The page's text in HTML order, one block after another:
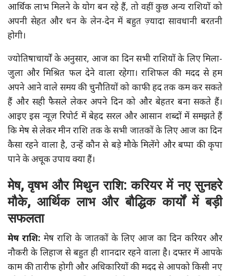
आर्थिक लाभ मिलने के योग बन रहे हैं, तो वहीं कुछ अन्य राशियों को
अपनी सेहत और धन के लेन-देन में बहुत ज़्यादा सावधानी बरतनी
होगी।
ज्योतिषाचार्यों के अनुसार, आज का दिन सभी राशियों के लिए मिला-
जुला और मिश्रित फल देने वाला रहेगा। राशिफल की मदद से हम
अपने आने वाले समय की चुनौतियों को काफी हद तक कम कर सकते
हैं और सही फैसले लेकर अपने दिन को और बेहतर बना सकते हैं।
आइए इस न्यूज़ रिपोर्ट में बेहद सरल और आसान शब्दों में समझते हैं
कि मेष से लेकर मीन राशि तक के सभी जातकों के लिए आज का दिन
कैसा रहने वाला है, उन्हें कौन से बड़े मौके मिलेंगे और बप्पा की कृपा
पाने के अचूक उपाय क्या हैं।
मेष, वृषभ और मिथुन राशि: करियर में नए सुनहरे
मौके, आर्थिक लाभ और बौद्धिक कार्यों में बड़ी
सफलता
मेष राशि: मेष राशि के जातकों के लिए आज का दिन करियर और
नौकरी के लिहाज से बहुत ही शानदार रहने वाला है। दफ्तर में आपके
काम की तारीफ होगी और अधिकारियों की मदद से आपको किसी नए